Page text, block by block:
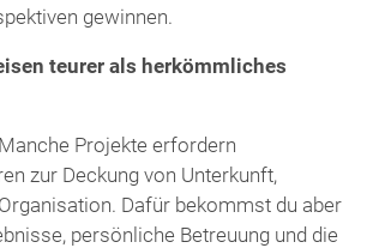
gewinnen.
teurer als herkömmliches
Projekte erfordern
zur Deckung von Unterkunft,
Dafür bekommst du aber
persönliche Betreuung und die